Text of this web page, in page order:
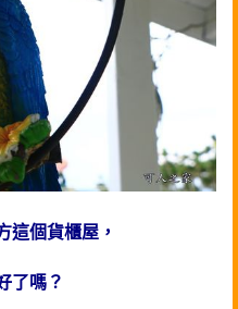
這個貨櫃屋，
了嗎？